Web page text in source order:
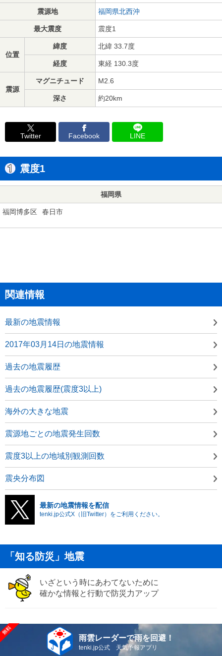
震源地 福岡県北西沖
最大震度 震度1
位置
緯度 北緯 33.7度
経度 東経 130.3度
震源
マグニチュード M2.6
深さ 約20km
Twitter Facebook LINE
震度1
福岡県
福岡博多区 春日市
関連情報
最新の地震情報
2017年03月14日の地震情報
過去の地震履歴
過去の地震履歴(震度3以上)
海外の大きな地震
震源地ごとの地震発生回数
震度3以上の地域別観測回数
震央分布図
最新の地震情報を配信
tenki.jp公式X（旧Twitter）をご利用ください。
「知る防災」地震
いざという時にあわてないために
確かな情報と行動で防災力アップ
雨雲レーダーで雨を回避！
tenki.jp公式 天気予報アプリ